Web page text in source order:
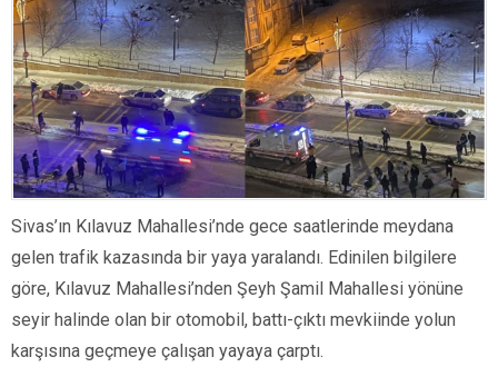
Sivas’ın Kılavuz Mahallesi’nde gece saatlerinde meydana
gelen trafik kazasında bir yaya yaralandı. Edinilen bilgilere
göre, Kılavuz Mahallesi’nden Şeyh Şamil Mahallesi yönüne
seyir halinde olan bir otomobil, battı-çıktı mevkiinde yolun
karşısına geçmeye çalışan yayaya çarptı.